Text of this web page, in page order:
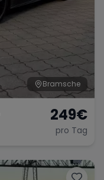
Bramsche
249€
pro Tag